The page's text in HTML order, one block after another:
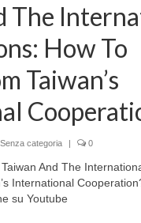
The
How To
Taiwan’s
Senza categoria | 0
And The
International
su Youtube